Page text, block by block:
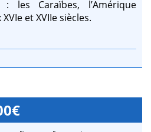
les Caraïbes, l’Amérique
et XVIIe siècles.